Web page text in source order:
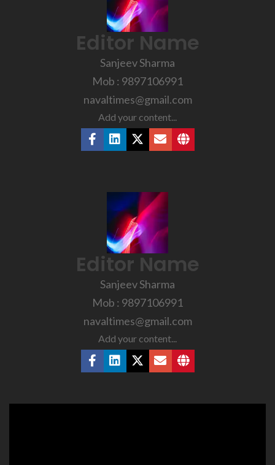
Editor Name
Sanjeev Sharma
Mob : 9897106991
navaltimes@gmail.com
Add your content...
Editor Name
Sanjeev Sharma
Mob : 9897106991
navaltimes@gmail.com
Add your content...